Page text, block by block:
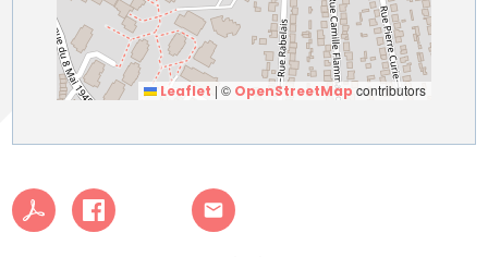
Leaflet | © OpenStreetMap contributors